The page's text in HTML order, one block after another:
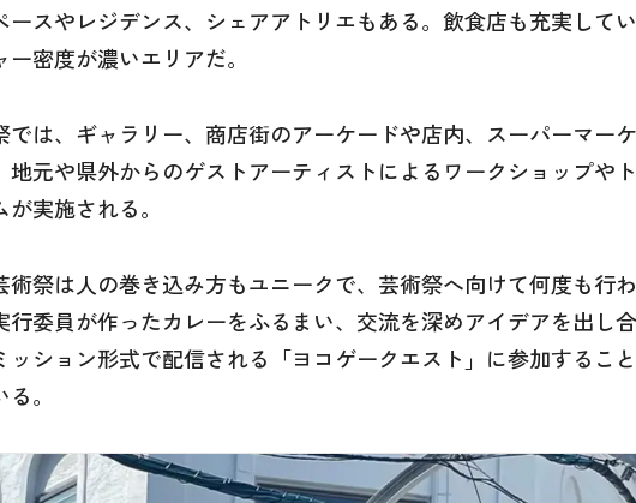
ースやレジデンス、シェアアトリエもある。飲食店も充実して
ー密度が濃いエリアだ。
では、ギャラリー、商店街のアーケードや店内、スーパーマー
地元や県外からのゲストアーティストによるワークショップや
が実施される。
術祭は人の巻き込み方もユニークで、芸術祭へ向けて何度も行
行委員が作ったカレーをふるまい、交流を深めアイデアを出し
ッション形式で配信される「ヨコゲークエスト」に参加するこ
。